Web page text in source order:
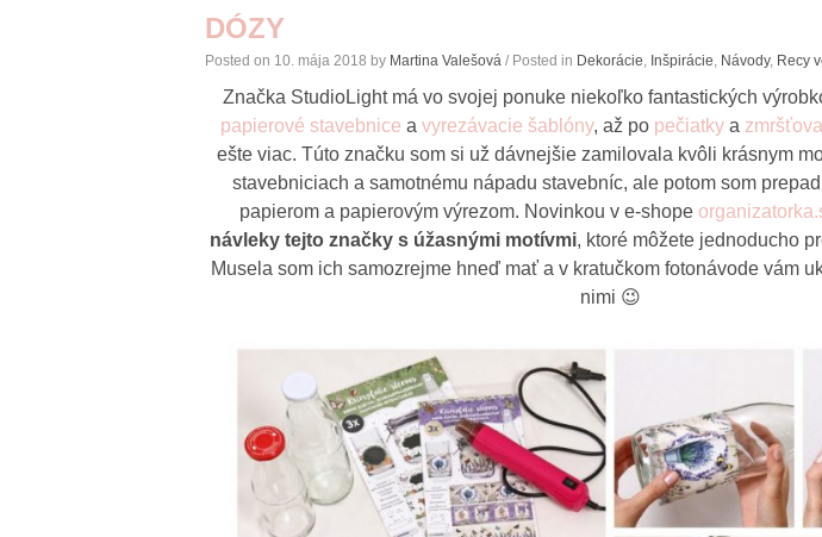
DÓZY
Posted on 10. mája 2018 by Martina Valešová / Posted in Dekorácie Inšpirácie Návody, Recy
Značka StudioLight má vo svojej ponuke niekoľko fantastických
papierové stavebnice a vyrezávacie šablóny, až po pečiatky a
ešte viac. Túto značku som si už dávnejšie zamilovala kvôli krásnym
stavebniciach a samotnému nápadu stavebníc, ale potom som
papierom a papierovým výrezom. Novinkou v e-shope
návleky tejto značky s úžasnými motívmi, ktoré môžete jednoducho
Musela som ich samozrejme hneď mať a v kratučkom fotonávode vám
nimi 😉